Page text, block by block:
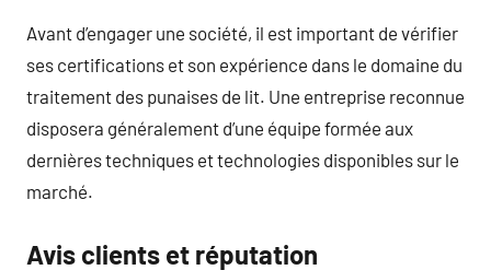
Avant d’engager une société, il est important de vérifier
ses certifications et son expérience dans le domaine du
traitement des punaises de lit. Une entreprise reconnue
disposera généralement d’une équipe formée aux
dernières techniques et technologies disponibles sur le
marché.
Avis clients et réputation